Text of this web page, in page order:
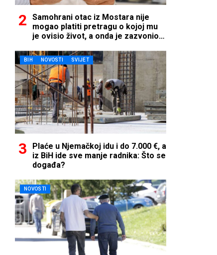
Samohrani otac iz Mostara nije
mogao platiti pretragu o kojoj mu
je ovisio život, a onda je zazvonio
BIH NOVOSTI SVIJET
Plaće u Njemačkoj idu i do 7.000 €, a
iz BiH ide sve manje radnika: Što se
događa?
NOVOSTI